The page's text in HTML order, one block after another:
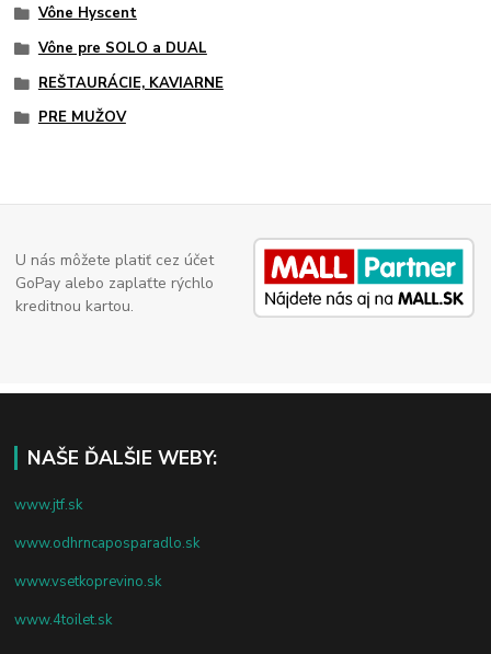
Vône Hyscent
Vône pre SOLO a DUAL
REŠTAURÁCIE, KAVIARNE
PRE MUŽOV
U nás môžete platiť cez účet
GoPay alebo zaplaťte rýchlo
kreditnou kartou.
NAŠE ĎALŠIE WEBY:
www.jtf.sk
www.odhrncaposparadlo.sk
www.vsetkoprevino.sk
www.4toilet.sk